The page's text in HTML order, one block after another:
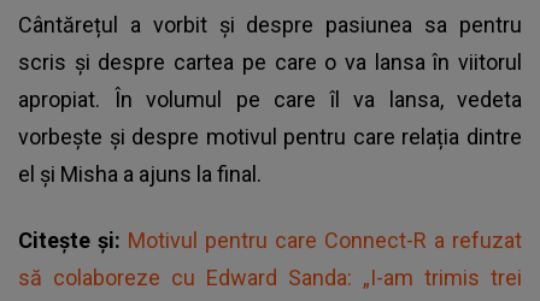
Cântărețul a vorbit și despre pasiunea sa pentru
scris și despre cartea pe care o va lansa în viitorul
apropiat. În volumul pe care îl va lansa, vedeta
vorbește și despre motivul pentru care relația dintre
el și Misha a ajuns la final.
Citește și: Motivul pentru care Connect-R a refuzat
să colaboreze cu Edward Sanda: „I-am trimis trei